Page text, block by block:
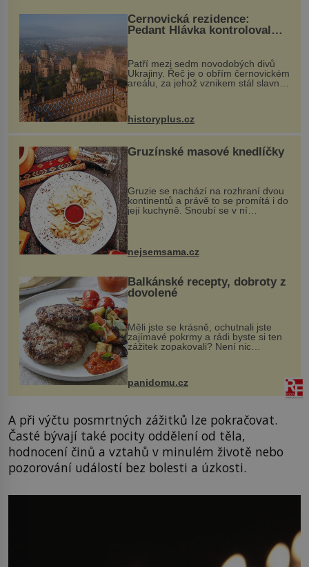
Černovická rezidence:
Pedant Hlávka kontroloval
Patří mezi sedm novodobých divů
Ukrajiny. Řeč je o obřím černovickém
areálu, za jehož vznikem stál slavný
český architekt Josef Hlávka. Ten si
na něm dal mimořádně záležet. Jeho
stavební plány by při ...
historyplus.cz
Gruzínské masové knedlíčky
Gruzie se nachází na rozhraní dvou
kontinentů a právě to se promítá i do
její kuchyně. Snoubí se v ní
evropské a asijské chutě a díky tomu
vznikají rozmanité a chuťově bohaté
pokrmy, které rozhodně st...
nejsemsama.cz
Balkánské recepty, dobroty z
dovolené
Měli jste se krásně, ochutnali jste
zajímavé pokrmy a rádi byste si ten
zážitek zopakovali? Není nic
snazšího. Pljeskavica (10 porcí)
Možná jste ji ochutnali na dovolené v
panidomu.cz
A při výčtu posmrtných zážitků lze pokračovat.
Časté bývají také pocity oddělení od těla,
hodnocení činů a vztahů v minulém životě nebo
pozorování událostí bez bolesti a úzkosti.